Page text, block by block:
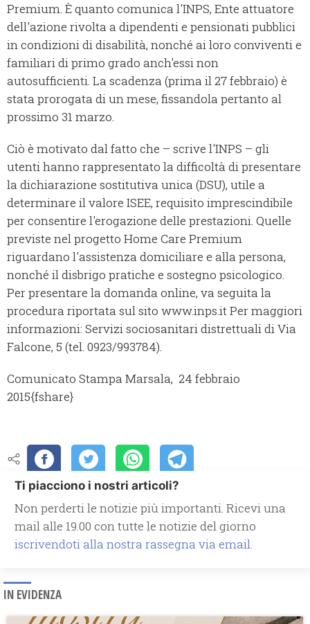
Premium. È quanto comunica l'INPS, Ente attuatore
dell'azione rivolta a dipendenti e pensionati pubblici
in condizioni di disabilità, nonché ai loro conviventi e
familiari di primo grado anch'essi non
autosufficienti. La scadenza (prima il 27 febbraio) è
stata prorogata di un mese, fissandola pertanto al
prossimo 31 marzo.
Ciò è motivato dal fatto che – scrive l'INPS – gli
utenti hanno rappresentato la difficoltà di presentare
la dichiarazione sostitutiva unica (DSU), utile a
determinare il valore ISEE, requisito imprescindibile
per consentire l'erogazione delle prestazioni. Quelle
previste nel progetto Home Care Premium
riguardano l'assistenza domiciliare e alla persona,
nonché il disbrigo pratiche e sostegno psicologico.
Per presentare la domanda online, va seguita la
procedura riportata sul sito www.inps.it Per maggiori
informazioni: Servizi sociosanitari distrettuali di Via
Falcone, 5 (tel. 0923/993784).
Comunicato Stampa Marsala, 24 febbraio
2015{fshare}
Ti piacciono i nostri articoli?
Non perderti le notizie più importanti. Ricevi una
mail alle 19.00 con tutte le notizie del giorno
iscrivendoti alla nostra rassegna via email.
IN EVIDENZA